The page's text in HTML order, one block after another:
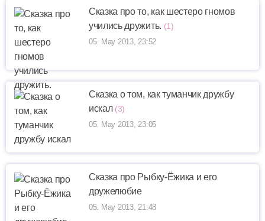
Сказка про то, как шестеро гномов
учились дружить. (1)
05. May 2013, 23:52
Сказка о том, как туманчик дружбу
искал (3)
05. May 2013, 23:05
Сказка про Рыбку-Ёжика и его
дружелюбие
05. May 2013, 21:48